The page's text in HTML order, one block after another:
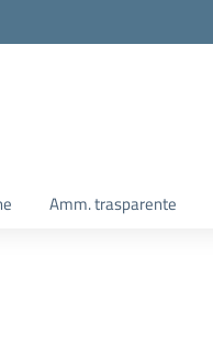
Amm. trasparente